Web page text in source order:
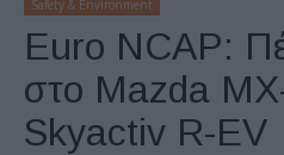
Safety & Environment
Euro NCAP:
στο Mazda
Skyactiv R-EV